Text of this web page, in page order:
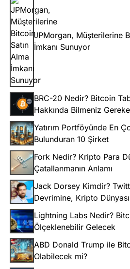
JPMorgan, Müşterilerine
İmkanı Sunuyor
BRC-20 Nedir? Bitcoin
Hakkında Bilmeniz
Yatırım Portföyünde En
Bulunduran 10 Şirket
Fork Nedir? Kripto Para
Çatallanmanın Anlamı
Jack Dorsey Kimdir?
Devrimine, Kripto
Lightning Labs Nedir?
Ölçeklenebilir Gelecek
ABD Donald Trump ile
Olabilecek mi?